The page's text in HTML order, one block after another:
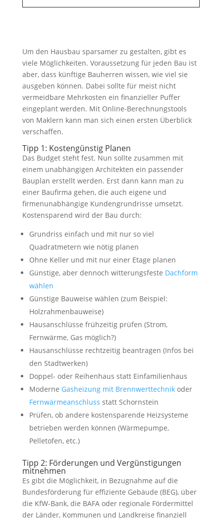
Um den Hausbau sparsamer zu gestalten, gibt es
viele Möglichkeiten. Voraussetzung für jeden Bau ist
aber, dass künftige Bauherren wissen, wie viel sie
ausgeben können. Dabei sollte für meist nicht
vermeidbare Mehrkosten ein finanzieller Puffer
eingeplant werden. Mit Online-Berechnungstools
von Maklern kann man sich einen ersten Überblick
verschaffen.
Tipp 1: Kostengünstig Planen
Das Budget steht fest. Nun sollte zusammen mit
einem unabhängigen Architekten ein passender
Bauplan erstellt werden. Erst dann kann man zu
einer Baufirma gehen, die auch eigene und
firmenunabhängige Kundengrundrisse umsetzt.
Kostensparend wird der Bau durch:
Grundriss einfach und mit nur so viel
Quadratmetern wie nötig planen
Ohne Keller und mit nur einer Etage planen
Günstige, aber dennoch witterungsfeste Dachform
wählen
Günstige Bauweise wählen (zum Beispiel:
Holzrahmenbauweise)
Hausanschlüsse frühzeitig prüfen (Strom,
Fernwärme, Gas möglich?)
Hausanschlüsse rechtzeitig beantragen (Infos bei
den Stadtwerken)
Doppel- oder Reihenhaus statt Einfamilienhaus
Moderne Gasheizung mit Brennwerttechnikoder
Fernwärmeanschluss statt Schornstein
Prüfen, ob andere kostensparende Heizsysteme
betrieben werden können (Wärmepumpe,
Pelletofen, etc.)
Tipp 2: Förderungen und Vergünstigungen
mitnehmen
Es gibt die Möglichkeit, in Bezugnahme auf die
Bundesförderung für effiziente Gebäude (BEG), über
die KfW-Bank, die BAFA oder regionale Fördermittel
der Länder, Kommunen und Landkreise finanziell